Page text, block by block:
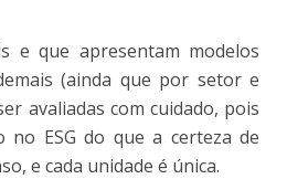
e que apresentam modelos
(ainda que por setor e
avaliadas com cuidado, pois
no ESG do que a certeza de
e cada unidade é única.